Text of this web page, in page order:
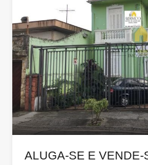
ALUGA-SE E VENDE-